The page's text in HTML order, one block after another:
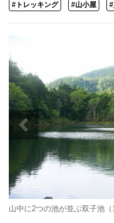
#トレッキング #山小屋
山中に2つの池が並ぶ双子池（